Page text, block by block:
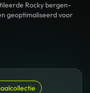
Rocky bergen-
geoptimaliseerd voor